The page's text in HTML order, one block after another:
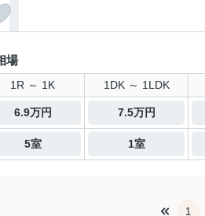
場
1R ～ 1K 1DK ～ 1LDK
6.9万円 7.5万円
5室 1室
1